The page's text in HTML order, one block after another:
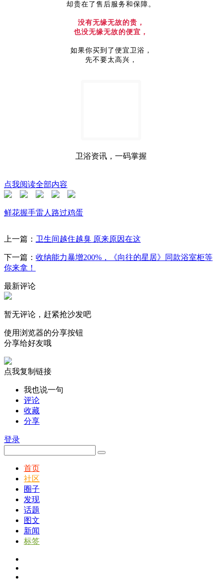
却贵在了售后服务和保障。
没有无缘无故的贵，
也没无缘无故的便宜，
如果你买到了便宜卫浴，
先不要太高兴，
卫浴资讯，一码掌握
点我阅读全部内容
鲜花握手雷人 路过鸡蛋
上一篇： 卫生间越住越臭 原来原因在这
下一篇： 收纳能力暴增200%，《向往的星居》同款浴室柜等
你来拿！
最新评论
暂无评论，赶紧抢沙发吧
使用浏览器的分享按钮
分享给好友哦
点我复制链接
我也说一句
评论
收藏
分享
登录
首页
社区
圈子
发现
话题
图文
新闻
标签